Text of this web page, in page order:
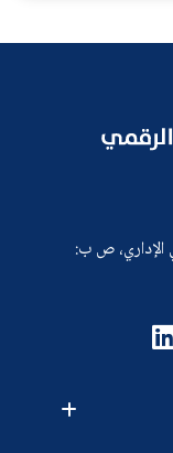
الإداري، ص ب: